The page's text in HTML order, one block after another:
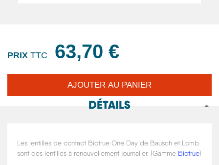
PRIX TTC 63,70 €
DÉTAILS
Les lentilles de contact Biotrue One Day de Bausch et Lomb
sont des lentilles à renouvellement journalier. (Gamme Biotrue)